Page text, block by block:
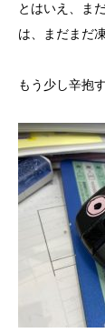
とはいえ、ま
は、まだまだ
もう少し辛抱